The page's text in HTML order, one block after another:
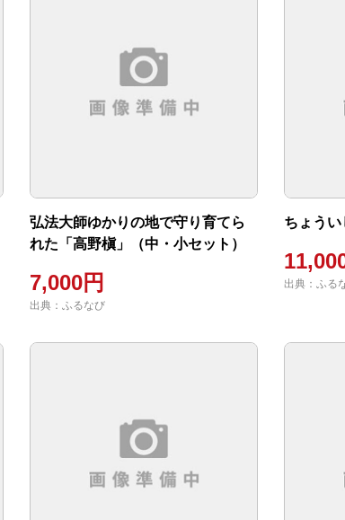
弘法大師ゆかりの地で守り育てら
れた「高野槇」（中・小セット）
7,000円
出典：ふるなび
ちょう
出典：ふる